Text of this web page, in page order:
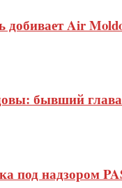
добивает Air
бывший глава
под надзором